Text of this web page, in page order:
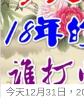
今天12月31日，